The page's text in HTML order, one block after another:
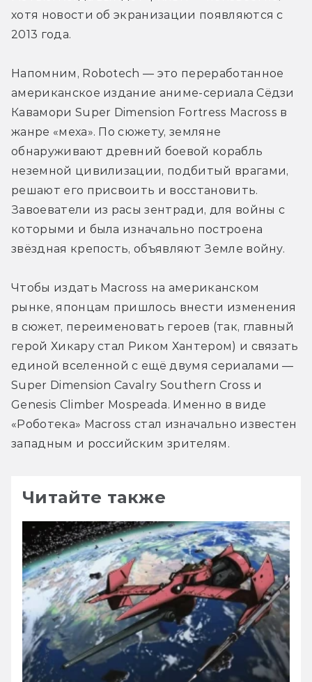
хотя новости об экранизации появляются с
2013 года.
Напомним, Robotech — это переработанное
американское издание аниме-сериала Сёдзи
Кавамори Super Dimension Fortress Macross в
жанре «меха». По сюжету, земляне
обнаруживают древний боевой корабль
неземной цивилизации, подбитый врагами,
решают его присвоить и восстановить.
Завоеватели из расы зентради, для войны с
которыми и была изначально построена
звёздная крепость, объявляют Земле войну.
Чтобы издать Macross на американском
рынке, японцам пришлось внести изменения
в сюжет, переименовать героев (так, главный
герой Хикару стал Риком Хантером) и связать
единой вселенной с ещё двумя сериалами —
Super Dimension Cavalry Southern Cross и
Genesis Climber Mospeada. Именно в виде
«Роботека» Macross стал изначально известен
западным и российским зрителям.
Читайте также